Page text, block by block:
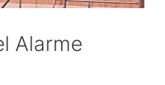
Alarme